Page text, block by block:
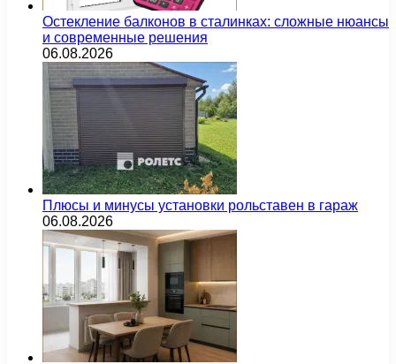
Остекление балконов в сталинках: сложные нюансы
и современные решения
06.08.2026
Плюсы и минусы установки рольставен в гараж
06.08.2026